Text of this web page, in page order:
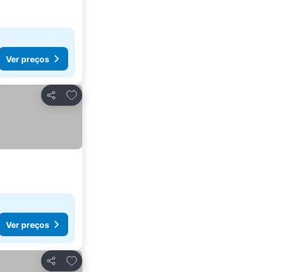
Ver preços
Partilhar
Adicionar aos favoritos
Ver preços
Partilhar
Adicionar aos favoritos